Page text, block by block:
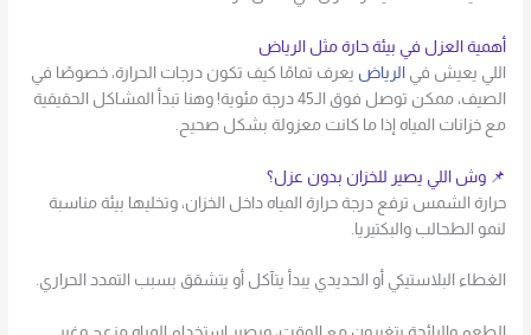
أهمية العزل في بيئة حارة مثل الرياض
اللي يعيش في الرياض يعرف تمامًا كيف تكون درجات الحرارة، خصوصًا في
الصيف، ممكن توصل فوق الـ45 درجة مئوية! وهنا تبدأ المشاكل الحقيقية
مع خزانات المياه إذا ما كانت معزولة بشكل صحيح.
📌 وش اللي يصير للخزان بدون عزل؟
حرارة الشمس ترفع درجة حرارة المياه داخل الخزان، وتخليها بيئة مناسبة
لنمو الطحالب والبكتيريا.
الغطاء البلاستيكي أو الحديدي يبدأ يتآكل أو يتشقق بسبب التمدد الحراري.